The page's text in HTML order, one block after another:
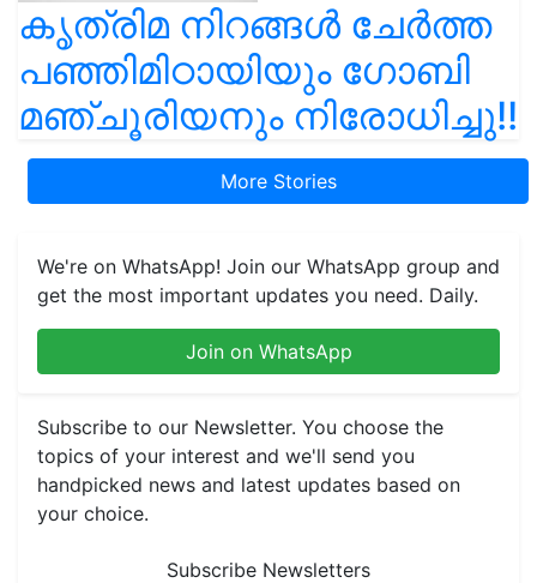
കൃത്രിമ നിറങ്ങൾ ചേർത്ത
പഞ്ഞിമിഠായിയും ഗോബി
മഞ്ചൂരിയനും നിരോധിച്ചു!!
More Stories
We're on WhatsApp! Join our WhatsApp group and
get the most important updates you need. Daily.
Join on WhatsApp
Subscribe to our Newsletter. You choose the
topics of your interest and we'll send you
handpicked news and latest updates based on
your choice.
Subscribe Newsletters